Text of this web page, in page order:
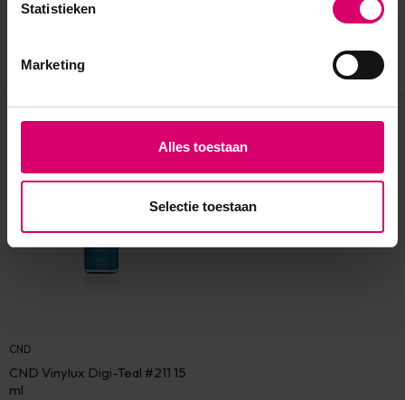
Statistieken
Marketing
Alles toestaan
Selectie toestaan
CND
CND Vinylux Digi-Teal #211 15
ml